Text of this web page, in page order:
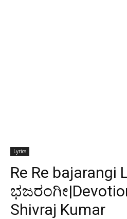
Lyrics
Re Re bajarangi
Shivraj Kumar